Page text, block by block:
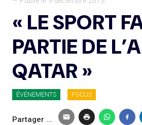
« LE SPORT
PARTIE DE
QATAR »
ÉVÉNEMENTS FOCUS
Partager ...